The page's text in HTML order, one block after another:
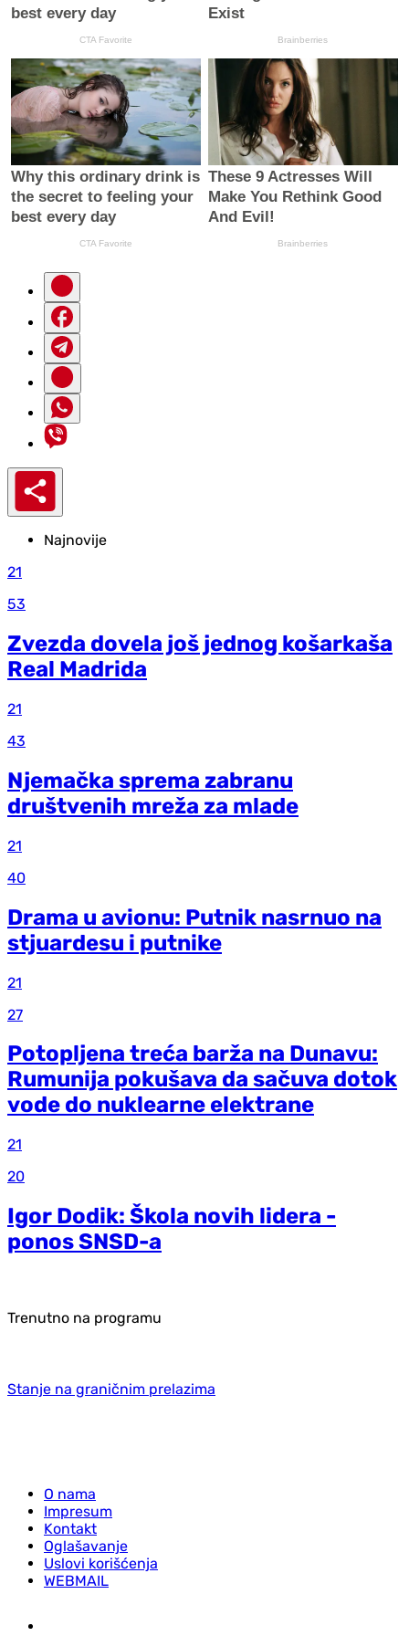
Najnovije
21
53
Zvezda dovela još jednog košarkaša
Real Madrida
21
43
Njemačka sprema zabranu
društvenih mreža za mlade
21
40
Drama u avionu: Putnik nasrnuo na
stjuardesu i putnike
21
27
Potopljena treća barža na Dunavu:
Rumunija pokušava da sačuva dotok
vode do nuklearne elektrane
21
20
Igor Dodik: Škola novih lidera -
ponos SNSD-a
Trenutno na programu
Stanje na graničnim prelazima
O nama
Impresum
Kontakt
Oglašavanje
Uslovi korišćenja
WEBMAIL